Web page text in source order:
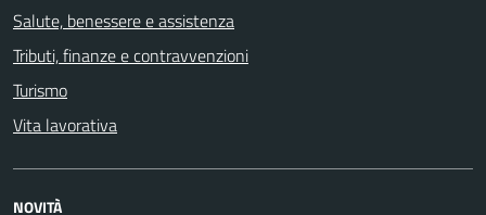
Salute, benessere e assistenza
Tributi, finanze e contravvenzioni
Turismo
Vita lavorativa
NOVITÀ